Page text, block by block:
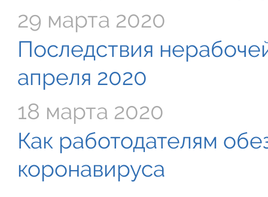
29 марта 2020
Последствия
апреля 2020
18 марта 2020
Как работодателям
коронавируса